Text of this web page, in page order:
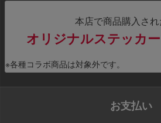
本店で商品購入さ
オリジナルステッカ
※各種コラボ商品は対象外です。
お支払い